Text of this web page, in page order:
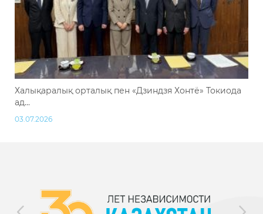
Халықаралық орталық пен «Дзиндзя Хонтё» Токиода
ад...
03.07.2026